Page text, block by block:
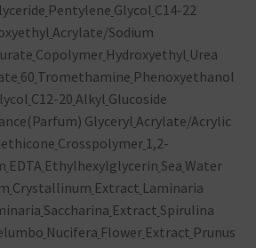
Pentylene Glycol C14-22
Acrylate/Sodium
Copolymer Hydroxyethyl Urea
60 Tromethamine Phenoxyethanol
C12-20 Alkyl Glucoside
Glyceryl Acrylate/Acrylic
Crosspolymer 1,2-
EDTA Ethylhexylglycerin Sea Water
Crystallinum Extract Laminaria
Saccharina Extract Spirulina
Nucifera Flower Extract Prunus